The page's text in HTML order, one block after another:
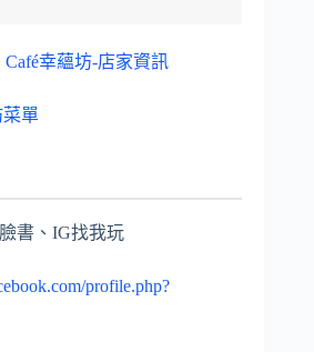
幸蘊坊-店家資訊
菜單
書、IG找我玩
profile.php?